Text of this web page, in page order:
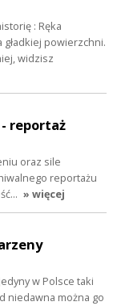
: Ręka
powierzchni.
widzisz
reportaż
oraz sile
reportażu
» więcej
w Polsce taki
niedawna można go